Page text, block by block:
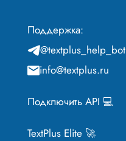
Поддержка:
@textplus_help_bot
info@textplus.ru
Подключить API 💻
TextPlus Elite 🚀